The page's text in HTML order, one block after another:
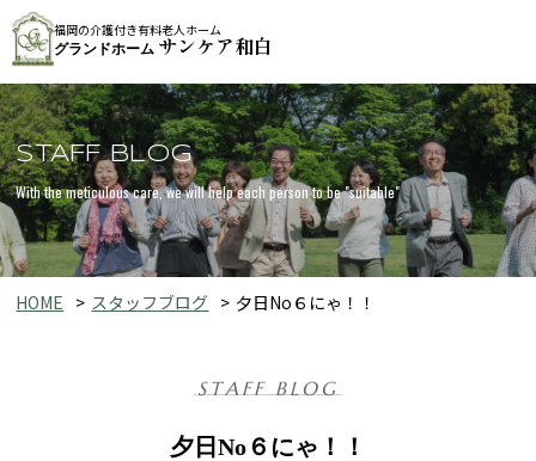
福岡の介護付き有料老人ホーム
グランドホーム サンケア和白
STAFF BLOG
With the meticulous care, we will help each person to be "suitable"
HOME スタッフブログ 夕日No６にゃ！！
STAFF BLOG
夕日No６にゃ！！